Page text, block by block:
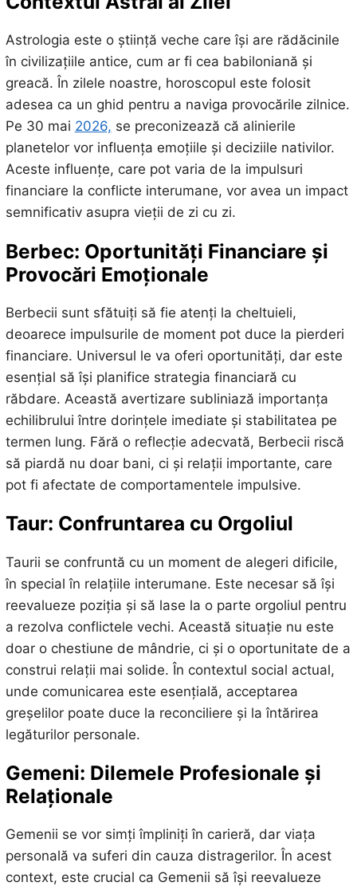
Astrologia este o știință veche care își are rădăcinile
în civilizațiile antice, cum ar fi cea babiloniană și
greacă. În zilele noastre, horoscopul este folosit
adesea ca un ghid pentru a naviga provocările zilnice.
Pe 30 mai 2026, se preconizează că alinierile
planetelor vor influența emoțiile și deciziile nativilor.
Aceste influențe, care pot varia de la impulsuri
financiare la conflicte interumane, vor avea un impact
semnificativ asupra vieții de zi cu zi.
Berbec: Oportunități Financiare și
Provocări Emoționale
Berbecii sunt sfătuiți să fie atenți la cheltuieli,
deoarece impulsurile de moment pot duce la pierderi
financiare. Universul le va oferi oportunități, dar este
esențial să își planifice strategia financiară cu
răbdare. Această avertizare subliniază importanța
echilibrului între dorințele imediate și stabilitatea pe
termen lung. Fără o reflecție adecvată, Berbecii riscă
să piardă nu doar bani, ci și relații importante, care
pot fi afectate de comportamentele impulsive.
Taur: Confruntarea cu Orgoliul
Taurii se confruntă cu un moment de alegeri dificile,
în special în relațiile interumane. Este necesar să își
reevalueze poziția și să lase la o parte orgoliul pentru
a rezolva conflictele vechi. Această situație nu este
doar o chestiune de mândrie, ci și o oportunitate de a
construi relații mai solide. În contextul social actual,
unde comunicarea este esențială, acceptarea
greșelilor poate duce la reconciliere și la întărirea
legăturilor personale.
Gemeni: Dilemele Profesionale și
Relaționale
Gemenii se vor simți împliniți în carieră, dar viața
personală va suferi din cauza distragerilor. În acest
context, este crucial ca Gemenii să își reevalueze